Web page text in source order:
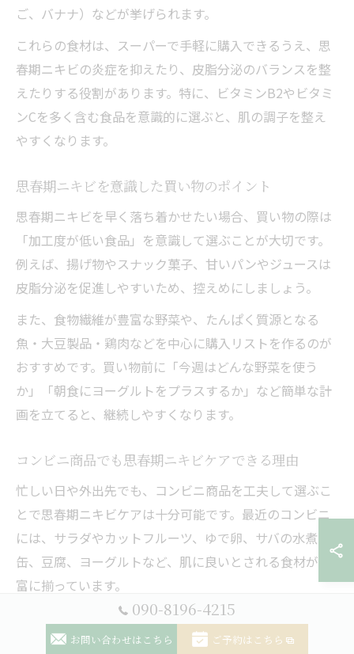
ご、バナナ）などが挙げられます。
これらの食材は、スーパーで手軽に購入できるうえ、思
春期ニキビの炎症を抑えたり、皮脂分泌のバランスを整
えたりする役割があります。特に、ビタミンB2やビタミ
ンCを多く含む食品を意識的に選ぶと、肌の調子を整え
やすくなります。
思春期ニキビを意識した買い物のポイント
思春期ニキビを早く落ち着かせたい場合、買い物の際は
「加工度が低い食品」を意識して選ぶことが大切です。
例えば、揚げ物やスナック菓子、甘いパンやジュースは
皮脂分泌を促進しやすいため、控えめにしましょう。
また、食物繊維が豊富な野菜や、たんぱく質源となる
魚・大豆製品・鶏肉などを中心に購入リストを作るのが
おすすめです。買い物前に「今週はどんな野菜を使う
か」「朝食にヨーグルトをプラスするか」など簡単な計
画を立てると、継続しやすくなります。
コンビニ商品でも思春期ニキビケアできる理由
忙しい日や外出先でも、コンビニ商品を工夫して選ぶこ
とで思春期ニキビケアは十分可能です。最近のコンビニ
には、サラダやカットフルーツ、ゆで卵、サバの水煮
缶、豆腐、ヨーグルトなど、肌に良いとされる食材が豊
富に揃っています。
たとえば、揚げ物や菓子パンではなく、野菜たっぷりの
サラダやおにぎり、納豆巻きなどを選ぶことで、皮脂分
090-8196-4215
お問い合わせはこちら ご予約はこちら